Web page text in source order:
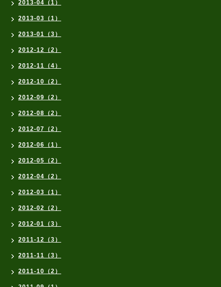
2013-04（1）
2013-03（1）
2013-01（3）
2012-12（2）
2012-11（4）
2012-10（2）
2012-09（2）
2012-08（2）
2012-07（2）
2012-06（1）
2012-05（2）
2012-04（2）
2012-03（1）
2012-02（2）
2012-01（3）
2011-12（3）
2011-11（3）
2011-10（2）